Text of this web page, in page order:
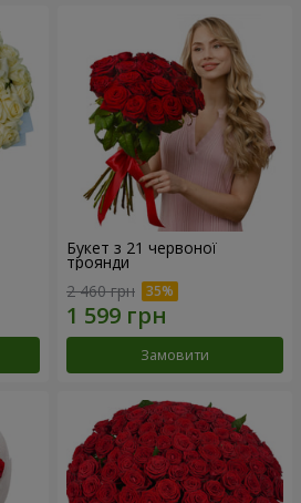
Букет з 21 червоної
троянди
2 460 грн
Замовити